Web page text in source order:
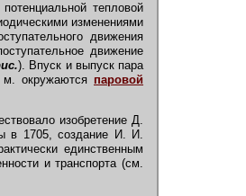
тепловой
изменениями
движения
движение
). Впуск и выпуск пара
окружаются паровой
изобретение Д.
в 1705, создание И. И.
единственным
и транспорта (см.